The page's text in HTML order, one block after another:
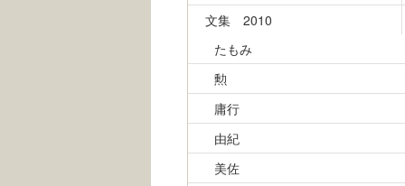
文集 2010
たもみ
勲
庸行
由紀
美佐